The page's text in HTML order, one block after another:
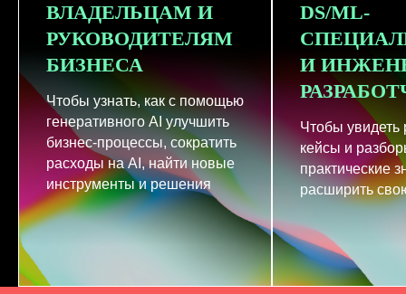
ВЛАДЕЛЬЦАМ И
РУКОВОДИТЕЛЯМ
БИЗНЕСА
Чтобы узнать, как с помощью
генеративного AI улучшить
бизнес-процессы, сократить
расходы на AI, найти новые
инструменты и решения
DS/ML-
И
Чтобы увидеть
кейсы и
практические
расширить